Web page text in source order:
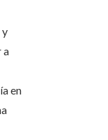
y
a
en